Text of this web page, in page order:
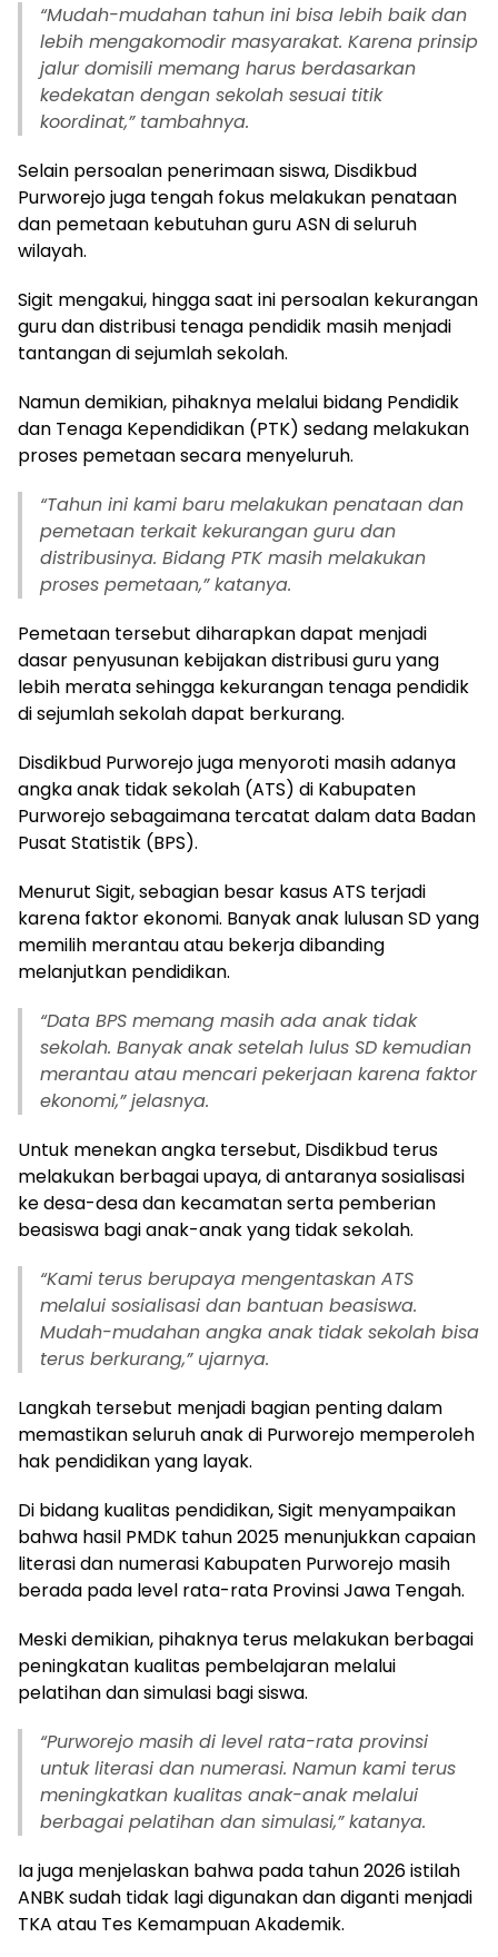
“Mudah-mudahan tahun ini bisa lebih baik dan
lebih mengakomodir masyarakat. Karena prinsip
jalur domisili memang harus berdasarkan
kedekatan dengan sekolah sesuai titik
koordinat,” tambahnya.
Selain persoalan penerimaan siswa, Disdikbud
Purworejo juga tengah fokus melakukan penataan
dan pemetaan kebutuhan guru ASN di seluruh
wilayah.
Sigit mengakui, hingga saat ini persoalan kekurangan
guru dan distribusi tenaga pendidik masih menjadi
tantangan di sejumlah sekolah.
Namun demikian, pihaknya melalui bidang Pendidik
dan Tenaga Kependidikan (PTK) sedang melakukan
proses pemetaan secara menyeluruh.
“Tahun ini kami baru melakukan penataan dan
pemetaan terkait kekurangan guru dan
distribusinya. Bidang PTK masih melakukan
proses pemetaan,” katanya.
Pemetaan tersebut diharapkan dapat menjadi
dasar penyusunan kebijakan distribusi guru yang
lebih merata sehingga kekurangan tenaga pendidik
di sejumlah sekolah dapat berkurang.
Disdikbud Purworejo juga menyoroti masih adanya
angka anak tidak sekolah (ATS) di Kabupaten
Purworejo sebagaimana tercatat dalam data Badan
Pusat Statistik (BPS).
Menurut Sigit, sebagian besar kasus ATS terjadi
karena faktor ekonomi. Banyak anak lulusan SD yang
memilih merantau atau bekerja dibanding
melanjutkan pendidikan.
“Data BPS memang masih ada anak tidak
sekolah. Banyak anak setelah lulus SD kemudian
merantau atau mencari pekerjaan karena faktor
ekonomi,” jelasnya.
Untuk menekan angka tersebut, Disdikbud terus
melakukan berbagai upaya, di antaranya sosialisasi
ke desa-desa dan kecamatan serta pemberian
beasiswa bagi anak-anak yang tidak sekolah.
“Kami terus berupaya mengentaskan ATS
melalui sosialisasi dan bantuan beasiswa.
Mudah-mudahan angka anak tidak sekolah bisa
terus berkurang,” ujarnya.
Langkah tersebut menjadi bagian penting dalam
memastikan seluruh anak di Purworejo memperoleh
hak pendidikan yang layak.
Di bidang kualitas pendidikan, Sigit menyampaikan
bahwa hasil PMDK tahun 2025 menunjukkan capaian
literasi dan numerasi Kabupaten Purworejo masih
berada pada level rata-rata Provinsi Jawa Tengah.
Meski demikian, pihaknya terus melakukan berbagai
peningkatan kualitas pembelajaran melalui
pelatihan dan simulasi bagi siswa.
“Purworejo masih di level rata-rata provinsi
untuk literasi dan numerasi. Namun kami terus
meningkatkan kualitas anak-anak melalui
berbagai pelatihan dan simulasi,” katanya.
Ia juga menjelaskan bahwa pada tahun 2026 istilah
ANBK sudah tidak lagi digunakan dan diganti menjadi
TKA atau Tes Kemampuan Akademik.